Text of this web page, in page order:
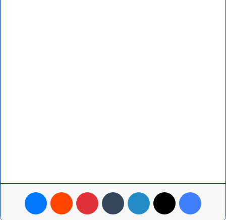
فيسبوك لينكدإن بينتيريست ماسنجر